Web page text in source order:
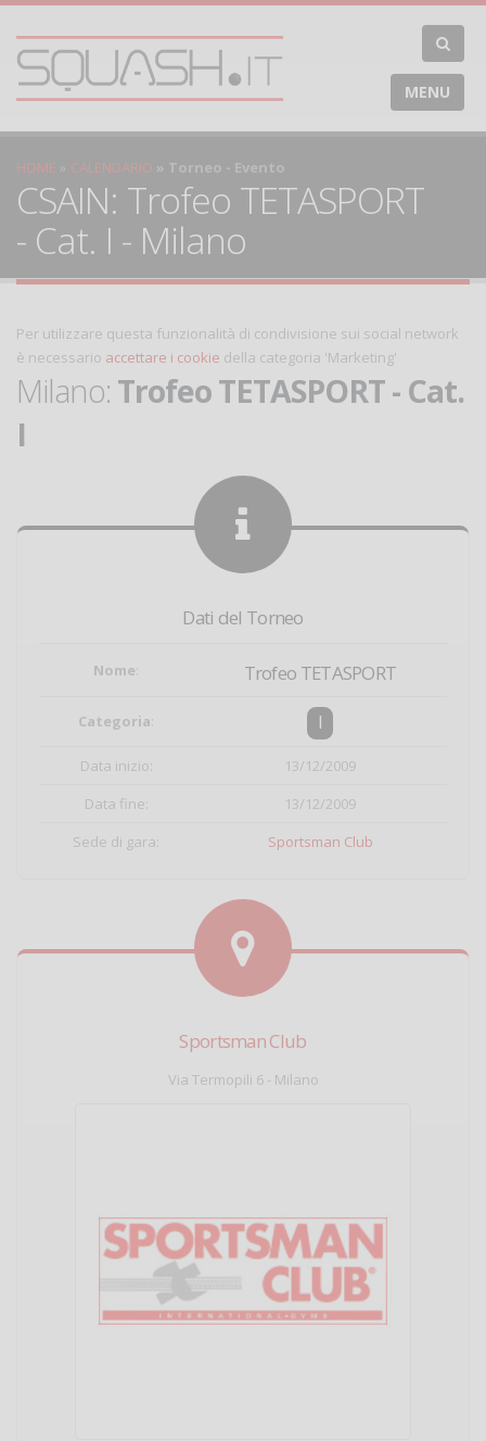
MENU
HOME CALENDARIO Torneo - Evento
CSAIN: Trofeo TETASPORT
- Cat. I - Milano
Per utilizzare questa funzionalità di condivisione sui social network
è necessario accettare i cookie della categoria 'Marketing'
Milano: Trofeo TETASPORT - Cat.
I
Dati del Torneo
Nome: Trofeo TETASPORT
Categoria: I
Data inizio:
13/12/2009
Data fine:
13/12/2009
Sede di gara:
Sportsman Club
Sportsman Club
Via Termopili 6 - Milano